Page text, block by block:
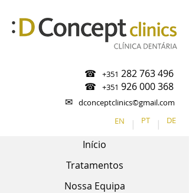
EN PT DE
| |
☎+351 282 763 496
☎+351 926 000 368
✉dconceptclinics©gmail.com
Início
Tratamentos
Nossa Equipa